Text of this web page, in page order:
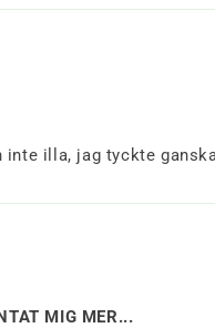
inte illa, jag tyckte
MIG MER...